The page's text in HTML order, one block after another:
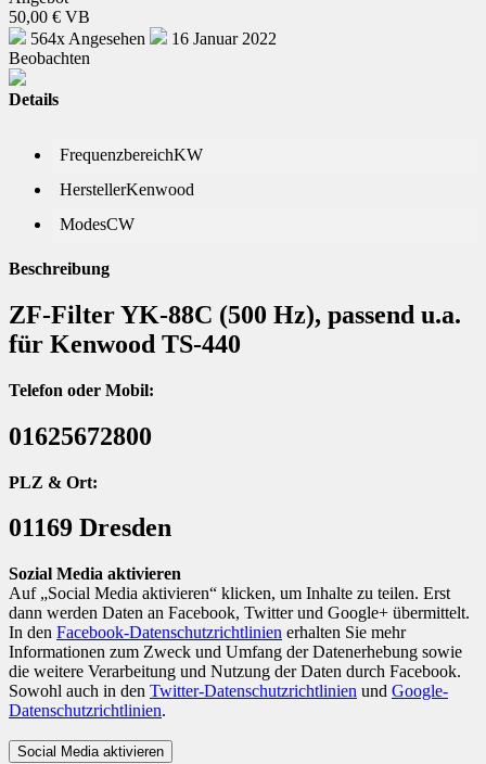
50,00 € VB
564x Angesehen
16 Januar 2022
Beobachten
Details
FrequenzbereichKW
HerstellerKenwood
ModesCW
Beschreibung
ZF-Filter YK-88C (500 Hz), passend u.a.
für Kenwood TS-440
Telefon oder Mobil:
01625672800
PLZ & Ort:
01169 Dresden
Sozial Media aktivieren
Auf „Social Media aktivieren“ klicken, um Inhalte zu teilen. Erst
dann werden Daten an Facebook, Twitter und Google+ übermittelt.
In den Facebook-Datenschutzrichtlinien erhalten Sie mehr
Informationen zum Zweck und Umfang der Datenerhebung sowie
die weitere Verarbeitung und Nutzung der Daten durch Facebook.
Sowohl auch in den Twitter-Datenschutzrichtlinien und Google-
Datenschutzrichtlinien.